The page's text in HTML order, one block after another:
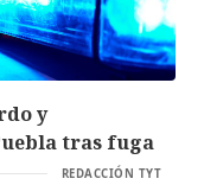
y
tras fuga
REDACCIÓN TYT